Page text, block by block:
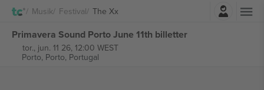
Musik Festival The Xx
Primavera Sound Porto June 11th billetter
tor., jun. 11 26, 12:00 WEST
Porto, Porto, Portugal